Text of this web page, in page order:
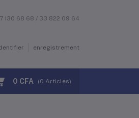
130 68 68 / 33 822 09 64
enregistrement
SMART
0 CFA (0 Articles)